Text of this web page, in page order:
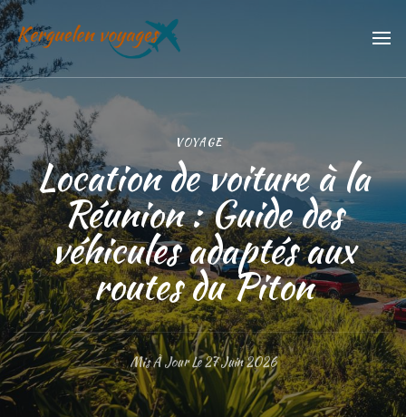
Kerguelen voyages
Trouvez vos meilleures vacances
VOYAGE
Location de voiture à la
Réunion : Guide des
véhicules adaptés aux
routes du Piton
Mis À Jour Le27 Juin 2026